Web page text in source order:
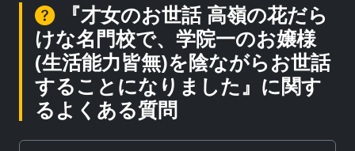
『才女のお世話 高嶺の花だら
けな名門校で、学院一のお嬢様
(生活能力皆無)を陰ながらお世話
することになりました』に関す
るよくある質問